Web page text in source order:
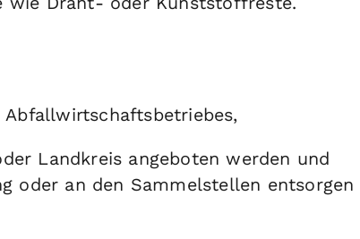
Landkreis angeboten werden und
oder an den Sammelstellen entsorgen